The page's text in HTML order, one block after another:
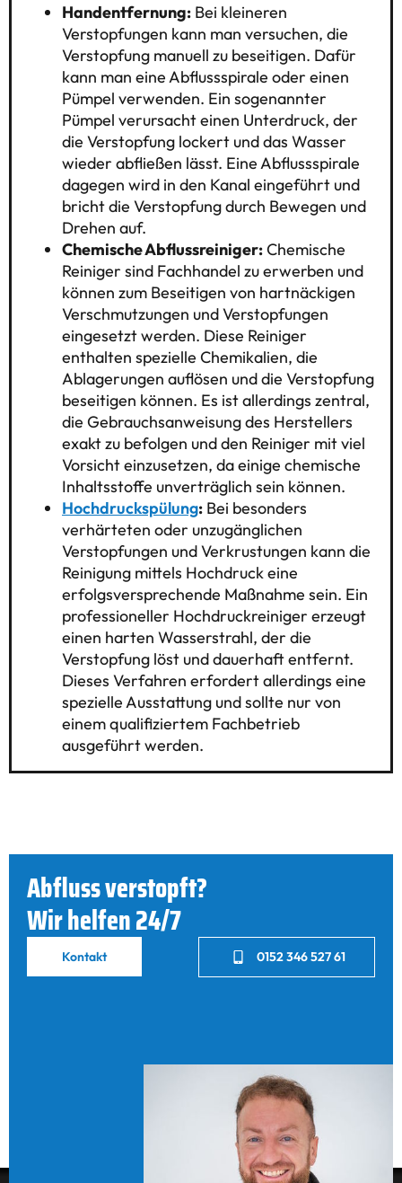
Handentfernung: Bei kleineren
Verstopfungen kann man versuchen, die
Verstopfung manuell zu beseitigen. Dafür
kann man eine Abflussspirale oder einen
Pümpel verwenden. Ein sogenannter
Pümpel verursacht einen Unterdruck, der
die Verstopfung lockert und das Wasser
wieder abfließen lässt. Eine Abflussspirale
dagegen wird in den Kanal eingeführt und
bricht die Verstopfung durch Bewegen und
Drehen auf.
Chemische Abflussreiniger:Chemische
Reiniger sind Fachhandel zu erwerben und
können zum Beseitigen von hartnäckigen
Verschmutzungen und Verstopfungen
eingesetzt werden. Diese Reiniger
enthalten spezielle Chemikalien, die
Ablagerungen auflösen und die Verstopfung
beseitigen können. Es ist allerdings zentral,
die Gebrauchsanweisung des Herstellers
exakt zu befolgen und den Reiniger mit viel
Vorsicht einzusetzen, da einige chemische
Inhaltsstoffe unverträglich sein können.
Hochdruckspülung: Bei besonders
verhärteten oder unzugänglichen
Verstopfungen und Verkrustungen kann die
Reinigung mittels Hochdruck eine
erfolgsversprechende Maßnahme sein. Ein
professioneller Hochdruckreiniger erzeugt
einen harten Wasserstrahl, der die
Verstopfung löst und dauerhaft entfernt.
Dieses Verfahren erfordert allerdings eine
spezielle Ausstattung und sollte nur von
einem qualifiziertem Fachbetrieb
ausgeführt werden.
Abfluss verstopft?
Wir helfen 24/7
Kontakt 0152 346 527 61